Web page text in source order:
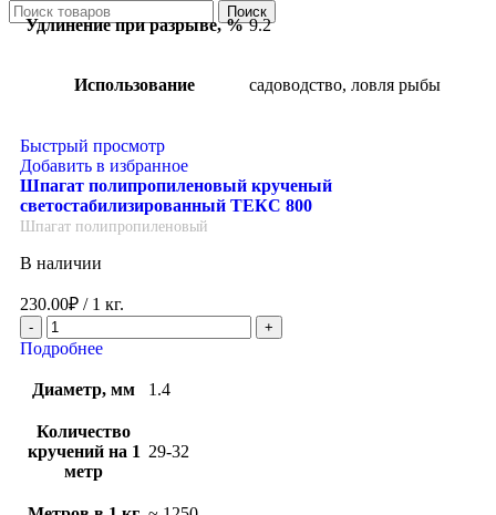
Поиск
Удлинение при разрыве, % 9.2
Использование садоводство, ловля рыбы
Быстрый просмотр
Добавить в избранное
Шпагат полипропиленовый крученый
светостабилизированный ТЕКС 800
Шпагат полипропиленовый
В наличии
230.00₽ / 1 кг.
Подробнее
Диаметр, мм 1.4
Количество
кручений на 1
метр
29-32